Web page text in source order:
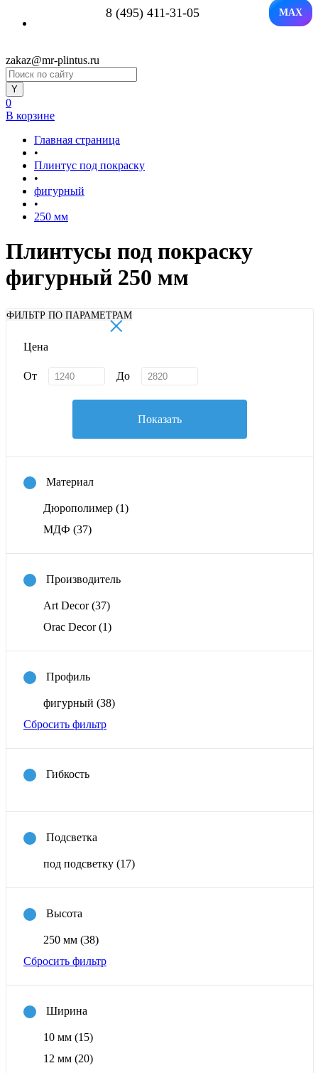
8 (495) 411-31-05 MAX
zakaz@mr-plintus.ru
0
В корзине
Главная страница
•
Плинтус под покраску
•
фигурный
•
250 мм
Плинтусы под покраску
фигурный 250 мм
ФИЛЬТР ПО ПАРАМЕТРАМ
×
Цена
От До
Показать
Материал
Дюрополимер (1)
МДФ (37)
Производитель
Art Decor(37)
Orac Decor(1)
Профиль
фигурный (38)
Сбросить фильтр
Гибкость
Подсветка
под подсветку (17)
Высота
250 мм (38)
Сбросить фильтр
Ширина
10 мм (15)
12 мм (20)